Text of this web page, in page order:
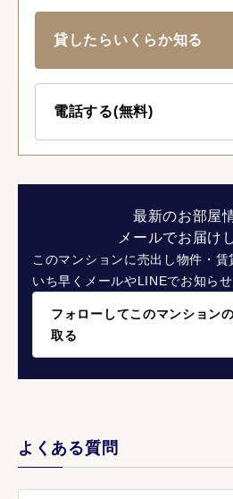
貸したらいくらか知る
電話する(無料)
最新のお部屋
メールでお届け
このマンションに売出し物件・
いち早くメールやLINEでお知らせ
フォローしてこのマンション
取る
よくある質問